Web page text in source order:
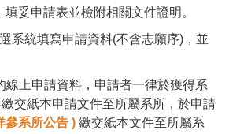
妥申請表並檢附相關文件證明。
系統填寫申請資料(不含志願序)，並
線上申請資料，申請者一律於獲得系
交紙本申請文件至所屬系所，於申請
參系所公告 ) 繳交紙本文件至所屬系